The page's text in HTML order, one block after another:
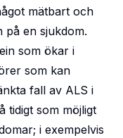
mätbart och
på en sjukdom.
som ökar i
som kan
fall av ALS i
tidigt som möjligt
i exempelvis